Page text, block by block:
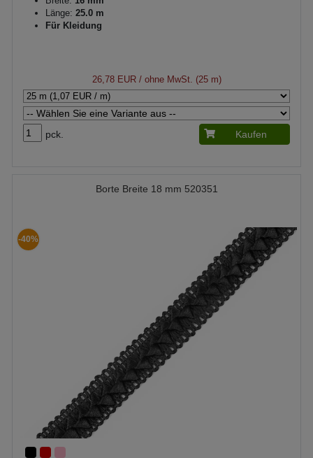
Länge: 25.0 m
Für Kleidung
26,78 EUR/ ohne MwSt. (25 m)
pck. Kaufen
Borte Breite 18 mm 520351
-40%